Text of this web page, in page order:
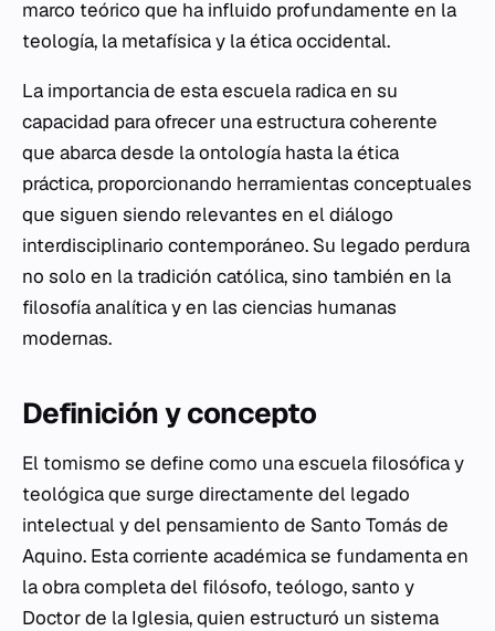
marco teórico que ha influido profundamente en la
teología, la metafísica y la ética occidental.
La importancia de esta escuela radica en su
capacidad para ofrecer una estructura coherente
que abarca desde la ontología hasta la ética
práctica, proporcionando herramientas conceptuales
que siguen siendo relevantes en el diálogo
interdisciplinario contemporáneo. Su legado perdura
no solo en la tradición católica, sino también en la
filosofía analítica y en las ciencias humanas
modernas.
Definición y concepto
El tomismo se define como una escuela filosófica y
teológica que surge directamente del legado
intelectual y del pensamiento de Santo Tomás de
Aquino. Esta corriente académica se fundamenta en
la obra completa del filósofo, teólogo, santo y
Doctor de la Iglesia, quien estructuró un sistema